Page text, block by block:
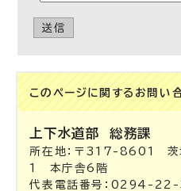
送信
このページに関する お問い
上下水道部総務課
所在地：〒317-8601 茨
1 本庁舎6階
代表電話番号：0294-22-